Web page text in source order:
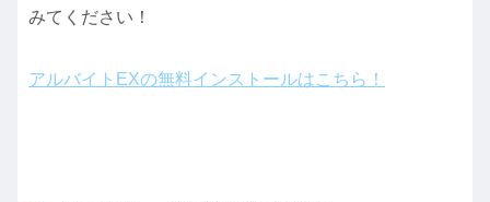
みてください！
アルバイトEXの無料インストールはこちら！